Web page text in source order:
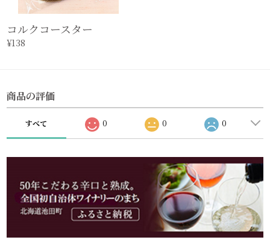
コルクコースター
¥138
商品の評価
すべて 0 0 0